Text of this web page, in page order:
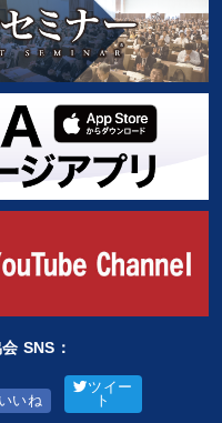
SNS：
いいね
ツイー
ト